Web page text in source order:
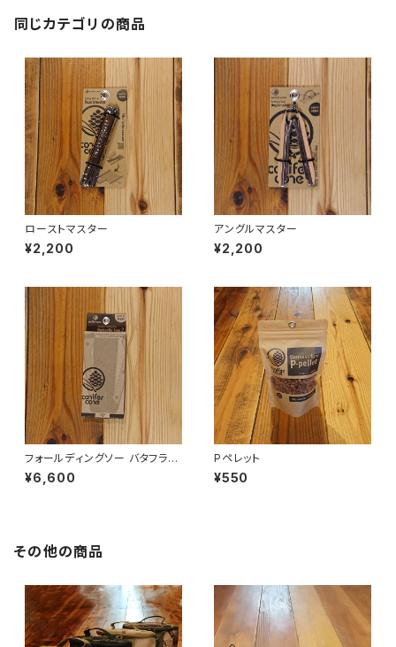
同じカテゴリの商品
ローストマスター
¥2,200
アングルマスター
¥2,200
フォールディングソー バタフライ
ソー2
¥6,600
Pペレット
¥550
その他の商品